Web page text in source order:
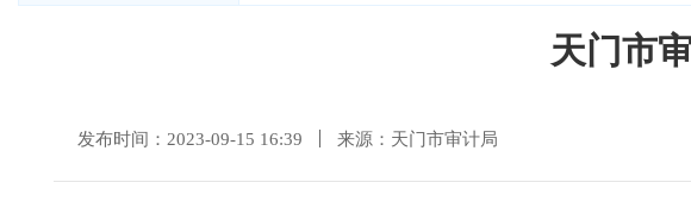
天门市
发布时间：2023-09-15 16:39 来源：天门市审计局